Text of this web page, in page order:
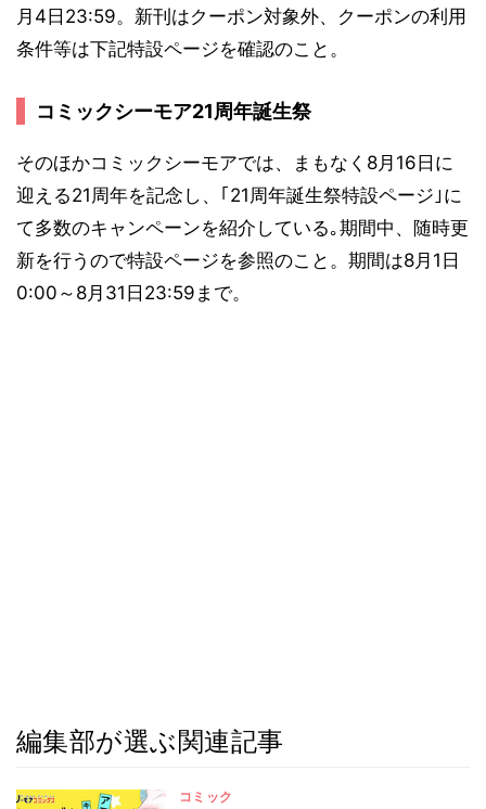
月4日23:59。新刊はクーポン対象外、クーポンの利用
条件等は下記特設ページを確認のこと。
コミックシーモア21周年誕生祭
そのほかコミックシーモアでは、まもなく8月16日に
迎える21周年を記念し、｢21周年誕生祭特設ページ｣に
て多数のキャンペーンを紹介している｡期間中、随時更
新を行うので特設ページを参照のこと。期間は8月1日
0:00～8月31日23:59まで。
編集部が選ぶ関連記事
コミック